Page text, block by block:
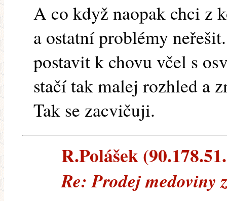
A co když naopak chci z
a ostatní problémy
postavit k chovu včel s
stačí tak malej rozhled a
Tak se zacvičuji.
R.Polášek
Re: Prodej medoviny